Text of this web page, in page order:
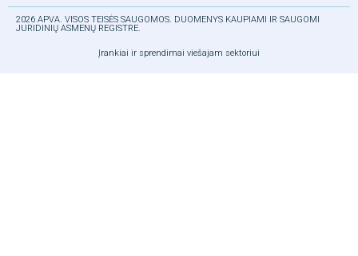
2026 APVA. VISOS TEISĖS SAUGOMOS. DUOMENYS KAUPIAMI IR SAUGOMI
JURIDINIŲ ASMENŲ REGISTRE.
Įrankiai ir sprendimai viešajam sektoriui